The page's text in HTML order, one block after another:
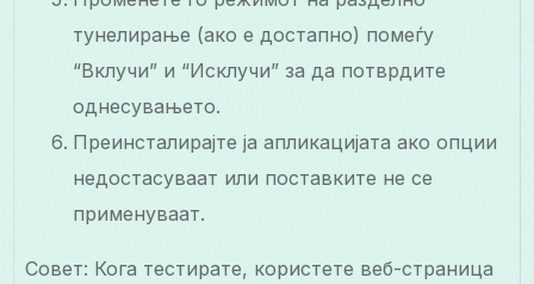
тунелирање (ако е достапно) помеѓу
“Вклучи” и “Исклучи” за да потврдите
однесувањето.
Преинсталирајте ја апликацијата ако опции
недостасуваат или поставките не се
применуваат.
Совет: Кога тестирате, користете веб-страница